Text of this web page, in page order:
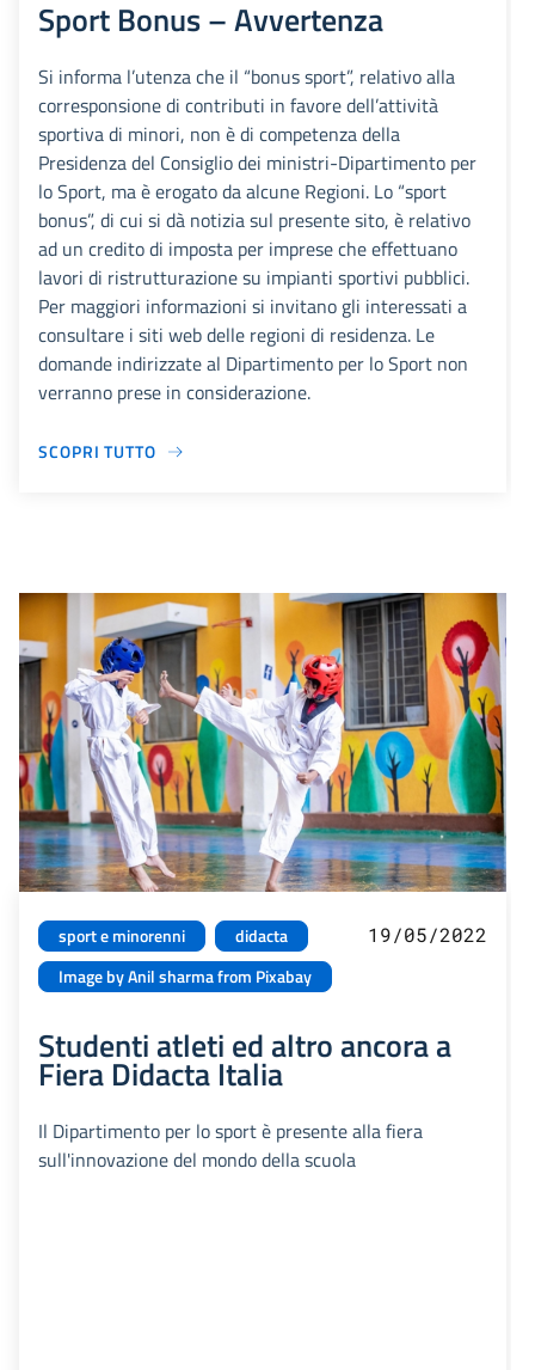
Sport Bonus – Avvertenza
Si informa l’utenza che il “bonus sport”, relativo alla
corresponsione di contributi in favore dell’attività
sportiva di minori, non è di competenza della
Presidenza del Consiglio dei ministri-Dipartimento per
lo Sport, ma è erogato da alcune Regioni. Lo “sport
bonus”, di cui si dà notizia sul presente sito, è relativo
ad un credito di imposta per imprese che effettuano
lavori di ristrutturazione su impianti sportivi pubblici.
Per maggiori informazioni si invitano gli interessati a
consultare i siti web delle regioni di residenza. Le
domande indirizzate al Dipartimento per lo Sport non
verranno prese in considerazione.
SCOPRI TUTTO
sport e minorenni
didacta
Image by Anil sharma from Pixabay
19/05/2022
Studenti atleti ed altro ancora a
Fiera Didacta Italia
Il Dipartimento per lo sport è presente alla fiera
sull'innovazione del mondo della scuola